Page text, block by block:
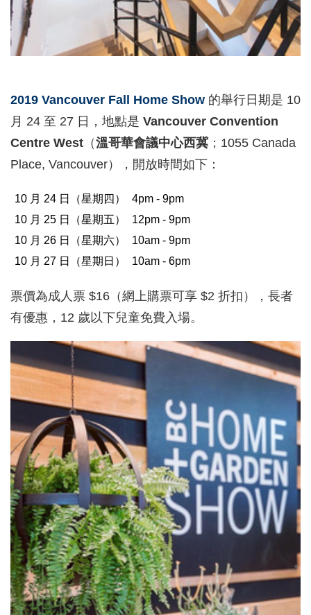
2019 Vancouver Fall Home Show 的舉行日期是 10
月 24 至 27 日，地點是 Vancouver Convention
Centre West （溫哥華會議中心西冀 ；1055 Canada
Place, Vancouver），開放時間如下：
10 月 24 日（星期四）
4pm - 9pm
10 月 25 日（星期五）
12pm - 9pm
10 月 26 日（星期六）
10am - 9pm
10 月 27 日（星期日）
10am - 6pm
票價為成人票 $16（網上購票可享 $2 折扣），長者
有優惠，12 歲以下兒童免費入場。